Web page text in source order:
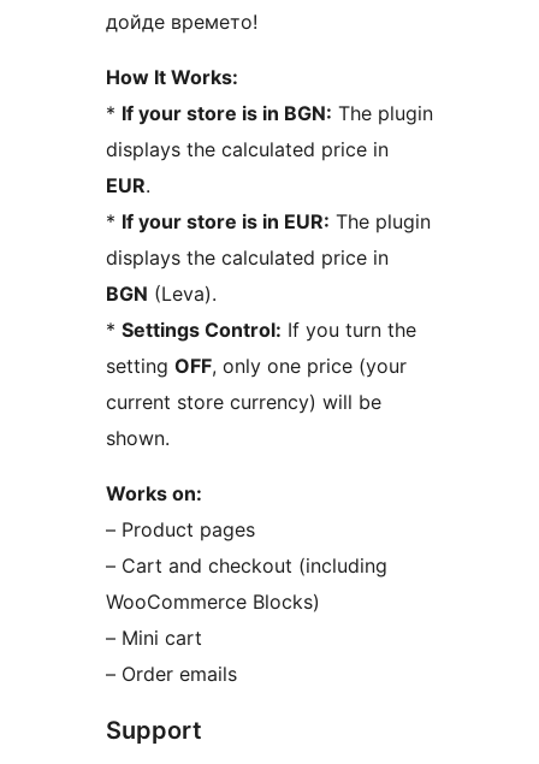
дойде времето!
How It Works:
* If your store is in BGN: The plugin
displays the calculated price in
EUR.
* If your store is in EUR: The plugin
displays the calculated price in
BGN (Leva).
* Settings Control: If you turn the
setting OFF, only one price (your
current store currency) will be
shown.
Works on:
– Product pages
– Cart and checkout (including
WooCommerce Blocks)
– Mini cart
– Order emails
Support